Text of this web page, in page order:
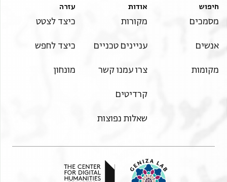
חיפוש
מסמכים
אנשים
מקומות
אודות
מקורות
עניינים טכניים
צרו עמנו קשר
קרדיטים
שאלות נפוצות
עזרה
כיצד לצטט
כיצד לחפש
מונחון